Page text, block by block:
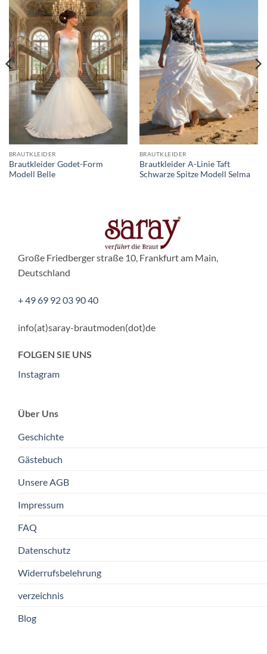
BRAUTKLEIDER
Brautkleider Godet-Form
Modell Belle
BRAUTKLEIDER
Brautkleider A-Linie Taft
Schwarze Spitze Modell Selma
Große Friedberger straße 10, Frankfurt am Main,
Deutschland
+ 49 69 92 03 90 40
info(at)saray-brautmoden(dot)de
FOLGEN SIE UNS
Instagram
Über Uns
Geschichte
Gästebuch
Unsere AGB
Impressum
FAQ
Datenschutz
Widerrufsbelehrung
verzeichnis
Blog